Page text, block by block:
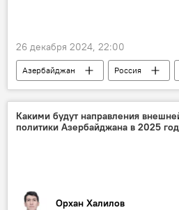
26 декабря 2024, 22:00
Азербайджан Россия
ЗАО "Азербайджанские Авиалинии"
Авиакатастрофа
"Черный ящик"
Какими будут направления
политики Азербайджана в 2025
Орхан Халилов